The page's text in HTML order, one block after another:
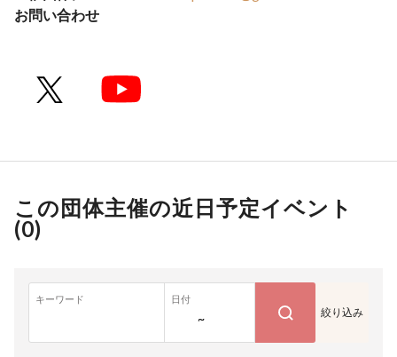
お問い合わせ
この団体主催の近日予定イベント
(0)
キーワード 日付
~ 絞り込み